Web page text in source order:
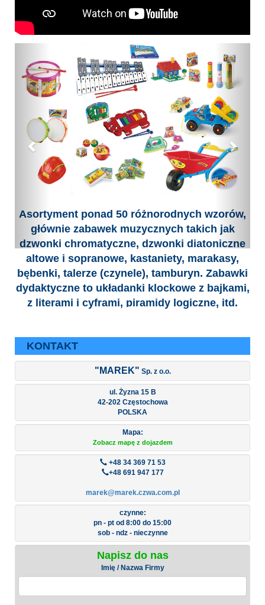
Asortyment ponad 50 różnorodnych wzorów,
głównie zabawek muzycznych takich jak
dzwonki chromatyczne, dzwonki diatoniczne
altowe i sopranowe, kastaniety, marakasy,
bębenki, talerze (czynele), tamburyn. Zabawki
dydaktyczne to układanki klockowe z bajkami,
z literami i cyframi, piramidy logiczne, itd.
Next
KONTAKT
"MAREK" Sp. z o.o.
ul. Żyzna 15 B
42-202 Częstochowa
POLSKA
Mapa:
Zobacz mapę z dojazdem
+48 34 369 71 53
+48 691 947 177
marek@marek.czwa.com.pl
czynne:
pn - pt od 8:00 do 15:00
sob - ndz - nieczynne
Napisz do nas
Imię / Nazwa Firmy